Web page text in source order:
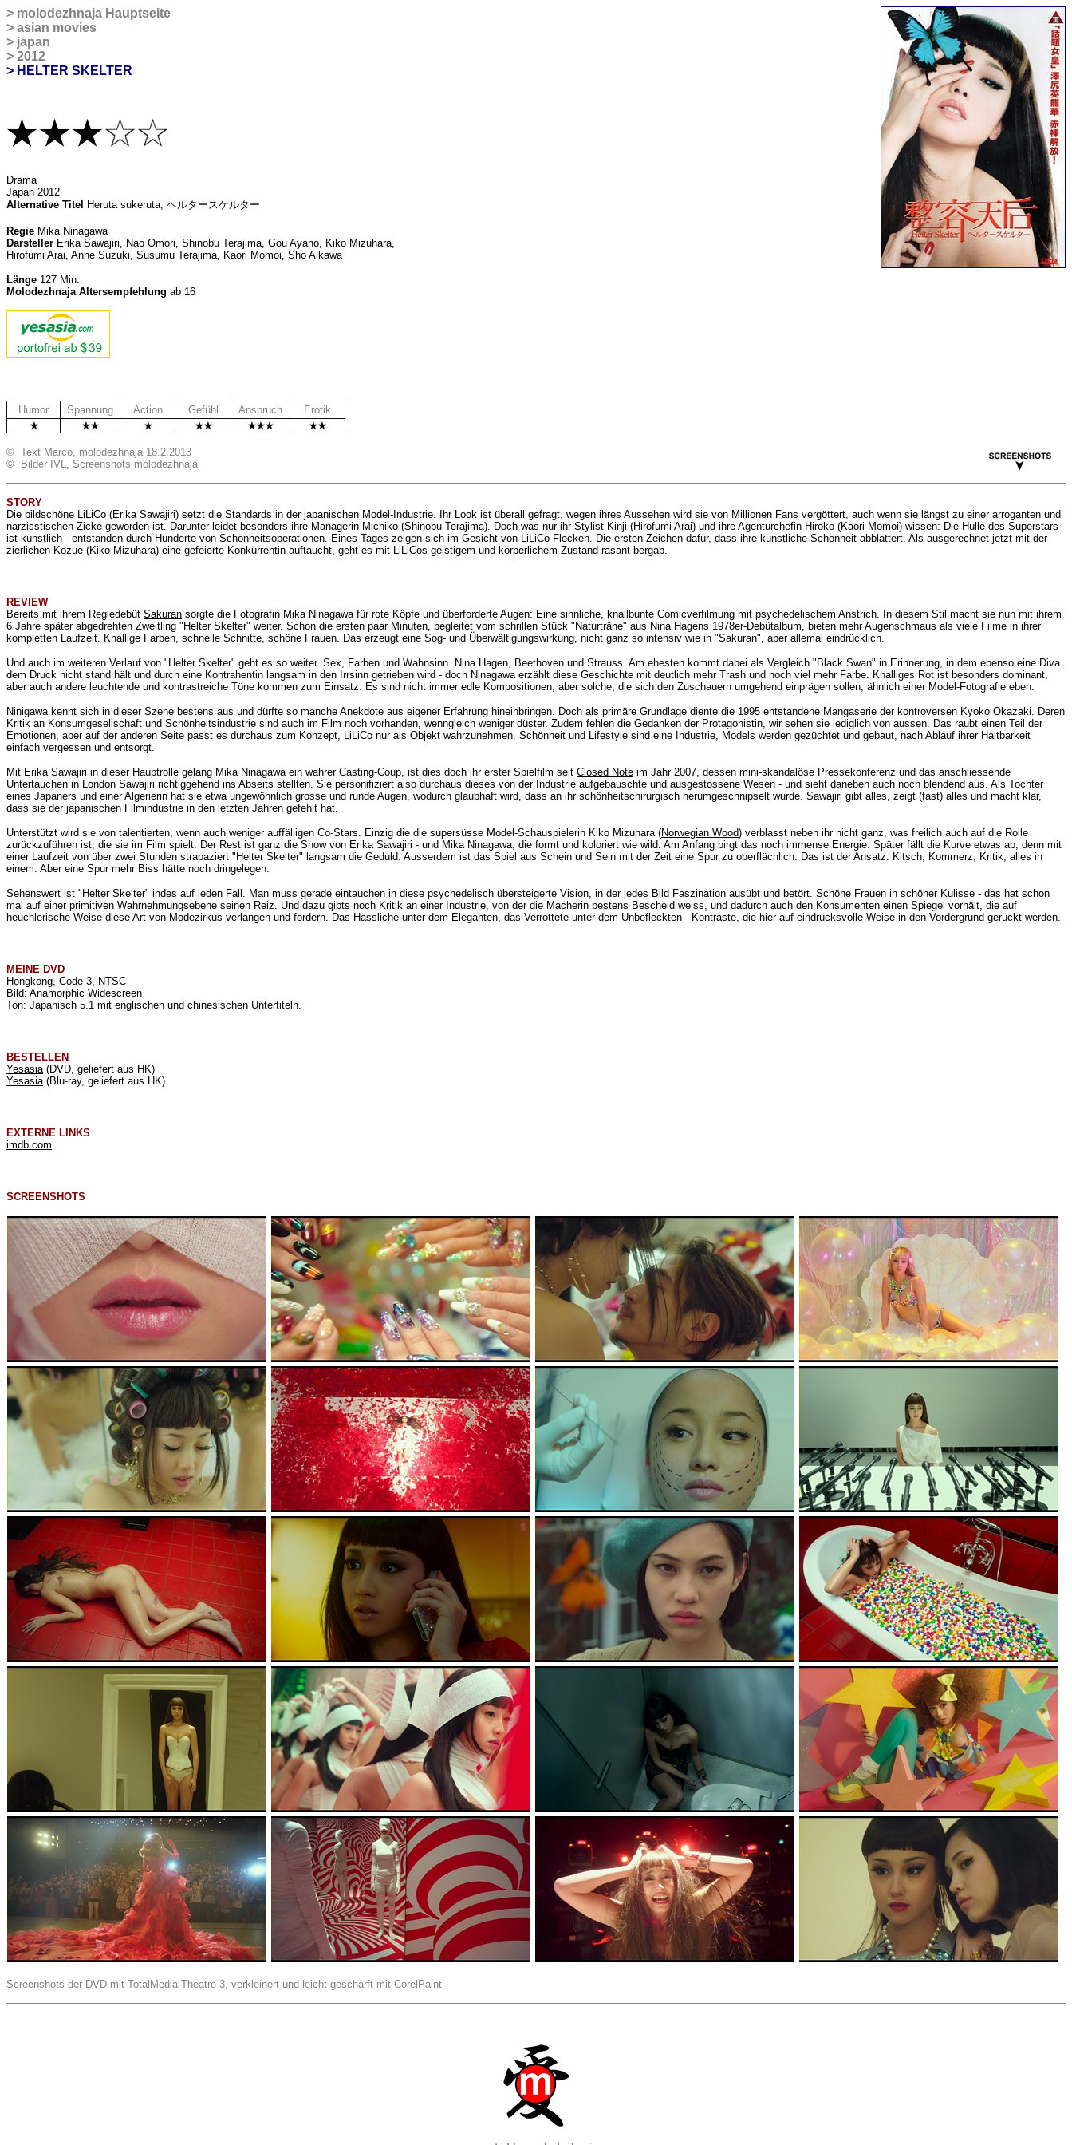
> molodezhnaja Hauptseite
> asian movies
> japan
> 2012
> HELTER SKELTER
Drama
Japan 2012
Alternative Titel
Heruta sukeruta; ヘルタースケルター
Regie Mika Ninagawa
Darsteller Erika Sawajiri, Nao Omori, Shinobu Terajima, Gou Ayano, Kiko Mizuhara,
Hirofumi Arai, Anne Suzuki, Susumu Terajima, Kaori Momoi, Sho Aikawa
Länge 127 Min.
Molodezhnaja Altersempfehlung ab 16
Humor Spannung Action Gefühl Anspruch Erotik
© Text Marco, molodezhnaja 18.2.2013
© Bilder IVL, Screenshots molodezhnaja
STORY
Die bildschöne LiLiCo (Erika Sawajiri) setzt die Standards in der japanischen Model-Industrie. Ihr Look ist überall gefragt, wegen ihres Aussehen wird sie von Millionen Fans vergöttert, auch wenn sie längst zu einer arroganten und
narzisstischen Zicke geworden ist. Darunter leidet besonders ihre Managerin Michiko (Shinobu Terajima). Doch was nur ihr Stylist Kinji (Hirofumi Arai) und ihre Agenturchefin Hiroko (Kaori Momoi) wissen: Die Hülle des Superstars
ist künstlich - entstanden durch Hunderte von Schönheitsoperationen. Eines Tages zeigen sich im Gesicht von LiLiCo Flecken. Die ersten Zeichen dafür, dass ihre künstliche Schönheit abblättert. Als ausgerechnet jetzt mit der
zierlichen Kozue (Kiko Mizuhara) eine gefeierte Konkurrentin auftaucht, geht es mit LiLiCos geistigem und körperlichem Zustand rasant bergab.
REVIEW
Bereits mit ihrem Regiedebüt Sakuran sorgte die Fotografin Mika Ninagawa für rote Köpfe und überforderte Augen: Eine sinnliche, knallbunte Comicverfilmung mit psychedelischem Anstrich. In diesem Stil macht sie nun mit ihrem
6 Jahre später abgedrehten Zweitling "Helter Skelter" weiter. Schon die ersten paar Minuten, begleitet vom schrillen Stück "Naturträne" aus Nina Hagens 1978er-Debütalbum, bieten mehr Augenschmaus als viele Filme in ihrer
kompletten Laufzeit. Knallige Farben, schnelle Schnitte, schöne Frauen. Das erzeugt eine Sog- und Überwältigungswirkung, nicht ganz so intensiv wie in "Sakuran", aber allemal eindrücklich.
Und auch im weiteren Verlauf von "Helter Skelter" geht es so weiter. Sex, Farben und Wahnsinn. Nina Hagen, Beethoven und Strauss. Am ehesten kommt dabei als Vergleich "Black Swan" in Erinnerung, in dem ebenso eine Diva
dem Druck nicht stand hält und durch eine Kontrahentin langsam in den Irrsinn getrieben wird - doch Ninagawa erzählt diese Geschichte mit deutlich mehr Trash und noch viel mehr Farbe. Knalliges Rot ist besonders dominant,
aber auch andere leuchtende und kontrastreiche Töne kommen zum Einsatz. Es sind nicht immer edle Kompositionen, aber solche, die sich den Zuschauern umgehend einprägen sollen, ähnlich einer Model-Fotografie eben.
Ninigawa kennt sich in dieser Szene bestens aus und dürfte so manche Anekdote aus eigener Erfahrung hineinbringen. Doch als primäre Grundlage diente die 1995 entstandene Mangaserie der kontroversen Kyoko Okazaki. Deren
Kritik an Konsumgesellschaft und Schönheitsindustrie sind auch im Film noch vorhanden, wenngleich weniger düster. Zudem fehlen die Gedanken der Protagonistin, wir sehen sie lediglich von aussen. Das raubt einen Teil der
Emotionen, aber auf der anderen Seite passt es durchaus zum Konzept, LiLiCo nur als Objekt wahrzunehmen. Schönheit und Lifestyle sind eine Industrie, Models werden gezüchtet und gebaut, nach Ablauf ihrer Haltbarkeit
einfach vergessen und entsorgt.
Mit Erika Sawajiri in dieser Hauptrolle gelang Mika Ninagawa ein wahrer Casting-Coup, ist dies doch ihrerster Spielfilm seit Closed Note im Jahr 2007, dessen mini-skandalöse Pressekonferenz und das anschliessende
Untertauchen in London Sawajiri richtiggehend ins Abseits stellten. Sie personifiziert also durchaus dieses von der Industrie aufgebauschte und ausgestossene Wesen - und sieht daneben auch noch blendend aus. Als Tochter
eines Japaners und einer Algerierin hat sie etwa ungewöhnlich grosse und runde Augen, wodurch glaubhaft wird, dass an ihr schönheitschirurgisch herumgeschnipselt wurde. Sawajiri gibt alles, zeigt (fast) alles und macht klar,
dass sie der japanischen Filmindustrie in den letzten Jahren gefehlt hat.
Unterstützt wird sie von talentierten, wenn auch weniger auffälligen Co-Stars. Einzig die die supersüsse Model-Schauspielerin Kiko Mizuhara (Norwegian Wood) verblasst neben ihr nicht ganz, was freilich auch auf die Rolle
zurückzuführen ist, die sie im Film spielt. Der Rest ist ganz die Show von Erika Sawajiri - und Mika Ninagawa, die formt und koloriert wie wild. Am Anfang birgt das noch immense Energie. Später fällt die Kurve etwas ab, denn mit
einer Laufzeit von über zwei Stunden strapaziert "Helter Skelter" langsam die Geduld. Ausserdem ist das Spiel aus Schein und Sein mit der Zeit eine Spur zu oberflächlich. Das ist der Ansatz: Kitsch, Kommerz, Kritik, alles in
einem. Aber eine Spur mehr Biss hätte noch dringelegen.
Sehenswert ist "Helter Skelter" indes auf jeden Fall. Man muss gerade eintauchen in diese psychedelisch übersteigerte Vision, in der jedes Bild Faszination ausübt und betört. Schöne Frauen in schöner Kulisse - das hat schon
mal auf einer primitiven Wahrnehmungsebene seinen Reiz. Und dazu gibts noch Kritik an einer Industrie, von der die Macherin bestens Bescheid weiss, und dadurch auch den Konsumenten einen Spiegel vorhält, die auf
heuchlerische Weise diese Art von Modezirkus verlangen und fördern. Das Hässliche unter dem Eleganten, das Verrottete unter dem Unbefleckten - Kontraste, die hier auf eindrucksvolle Weise in den Vordergrund gerückt werden.
MEINE DVD
Hongkong, Code 3, NTSC
Bild: Anamorphic Widescreen
Ton: Japanisch 5.1 mit englischen und chinesischen Untertiteln.
BESTELLEN
Yesasia(DVD, geliefert aus HK)
Yesasia(Blu-ray, geliefert aus HK)
EXTERNE LINKS
imdb.com
SCREENSHOTS
Screenshots der DVD mit TotalMedia Theatre 3, verkleinert und leicht geschärft mit CorelPaint